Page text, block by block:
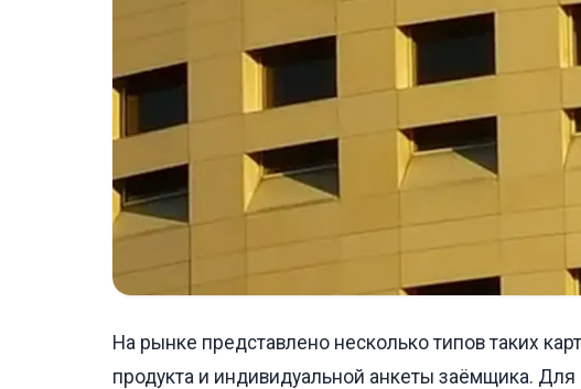
На рынке представлено несколько типов таких
продукта и индивидуальной анкеты заёмщика. Для